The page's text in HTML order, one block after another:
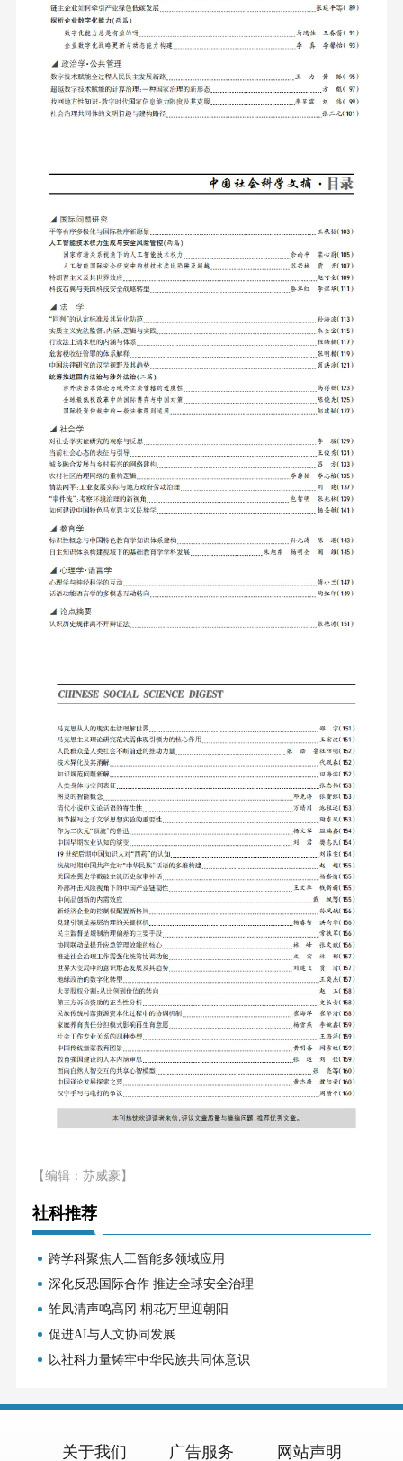
【编辑：苏威豪】
社科推荐
跨学科聚焦人工智能多领域应用
深化反恐国际合作 推进全球安全治理
雏凤清声鸣高冈 桐花万里迎朝阳
促进AI与人文协同发展
以社科力量铸牢中华民族共同体意识
关于我们 广告服务 网站声明